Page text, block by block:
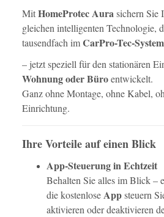
MitHomeProtec Aurasichern Sie
gleichen intelligenten Technologie,
tausendfach imCarPro-Tec-System
– jetzt speziell für den stationären
Wohnung oder Büroentwickelt.
Ganz ohne Montage, ohne Kabel,
Einrichtung.
Ihre Vorteile auf einen Blick
App-Steuerung in Echtzeit
Behalten Sie alles im Blick –
die kostenloseAppsteuern
aktivieren oder deaktivieren